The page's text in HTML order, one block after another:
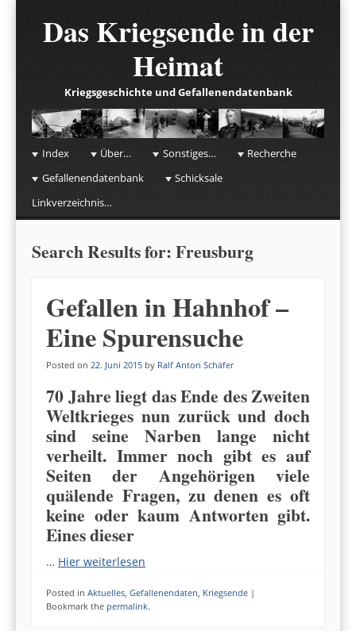
Das Kriegsende in der
Heimat
Kriegsgeschichte und Gefallenendatenbank
☰Menu
Skip to content
Index Über… Sonstiges…
Recherche
Gefallenendatenbank
Schicksale
Linkverzeichnis…
Search Results for:Freusburg
Gefallen in Hahnhof –
Eine Spurensuche
Posted on 22. Juni 2015 by Ralf Anton Schäfer
70 Jahre liegt das Ende des Zweiten
Weltkrieges nun zurück und doch
sind seine Narben lange nicht
verheilt. Immer noch gibt es auf
Seiten der Angehörigen viele
quälende Fragen, zu denen es oft
keine oder kaum Antworten gibt.
Eines dieser
… Hier weiterlesen
Posted in Aktuelles, Gefallenendaten, Kriegsende |
Bookmark the permalink.